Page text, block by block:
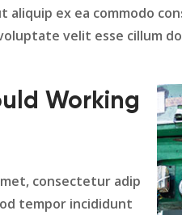
aliquip ex ea commodo
velit esse cillum
Working
consectetur adip
tempor incididunt